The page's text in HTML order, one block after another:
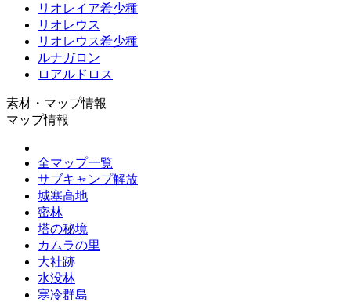
リオレイア希少種
リオレウス
リオレウス希少種
ルナガロン
ロアルドロス
素材・マップ情報
マップ情報
全マップ一覧
サブキャンプ解放
城塞高地
密林
塔の秘境
カムラの里
大社跡
水没林
寒冷群島